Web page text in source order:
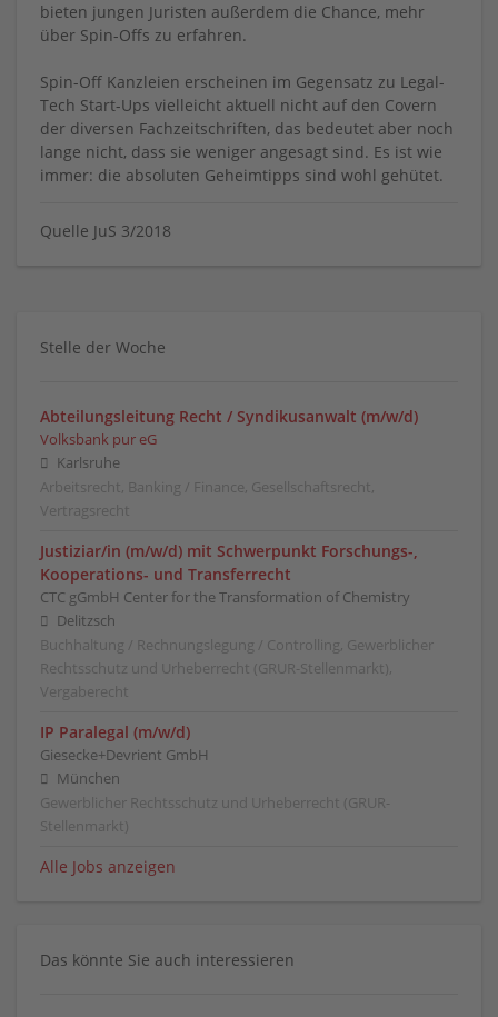
bieten jungen Juristen außerdem die Chance, mehr
über Spin-Offs zu erfahren.
Spin-Off Kanzleien erscheinen im Gegensatz zu Legal-
Tech Start-Ups vielleicht aktuell nicht auf den Covern
der diversen Fachzeitschriften, das bedeutet aber noch
lange nicht, dass sie weniger angesagt sind. Es ist wie
immer: die absoluten Geheimtipps sind wohl gehütet.
Quelle JuS 3/2018
Stelle der Woche
Abteilungsleitung Recht / Syndikusanwalt (m/w/d)
Volksbank pur eG
Karlsruhe
Arbeitsrecht, Banking / Finance, Gesellschaftsrecht,
Vertragsrecht
Justiziar/in (m/w/d) mit Schwerpunkt Forschungs-,
Kooperations- und Transferrecht
CTC gGmbH Center for the Transformation of Chemistry
Delitzsch
Buchhaltung / Rechnungslegung / Controlling, Gewerblicher
Rechtsschutz und Urheberrecht (GRUR-Stellenmarkt),
Vergaberecht
IP Paralegal (m/w/d)
Giesecke+Devrient GmbH
München
Gewerblicher Rechtsschutz und Urheberrecht (GRUR-
Stellenmarkt)
Alle Jobs anzeigen
Das könnte Sie auch interessieren